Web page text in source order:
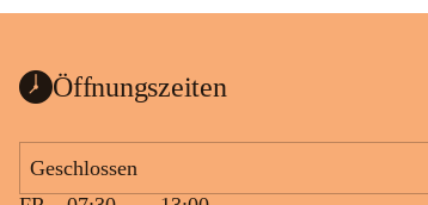
Öffnungszeiten
Geschlossen